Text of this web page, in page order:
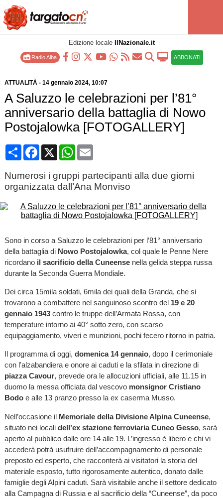
Edizione locale IlNazionale.it
Radio Alba ABBONATI
ATTUALITÀ- 14 gennaio 2024, 10:07
A Saluzzo le celebrazioni per l’81°
anniversario della battaglia di Nowo
Postojalowka [FOTOGALLERY]
CondividiFacebook
X WhatsApp
Email
Numerosi i gruppi partecipanti alla due giorni
organizzata dall’Ana Monviso
Sono in corso a Saluzzo le celebrazioni per l’81° anniversario
della battaglia di Nowo Postojalowka, col quale le Penne Nere
ricordano il sacrificio della Cuneensenella gelida steppa russa
durante la Seconda Guerra Mondiale.
Dei circa 15mila soldati, 6mila dei quali della Granda, che si
trovarono a combattere nel sanguinoso scontro del 19 e 20
gennaio 1943contro le truppe dell’Armata Rossa, con
temperature intorno ai 40° sotto zero, con scarso
equipaggiamento, viveri e munizioni, pochi fecero ritorno in patria.
Il programma di oggi, domenica 14 gennaio, dopo il cerimoniale
con l'alzabandiera e onore ai caduti e la sfilata in direzione di
piazza Cavour, prevede ora le allocuzioni ufficiali, alle 11.15 in
duomo la messa officiata dal vescovo monsignor Cristiano
Bodoe alle 13 pranzo presso la ex caserma Musso.
Nell’occasione il Memoriale della Divisione Alpina Cuneense,
situato nei locali dell’ex stazione ferroviaria Cuneo Gesso, sarà
aperto al pubblico dalle ore 14 alle 19. L’ingresso è libero e chi vi
accederà potrà usufruire dell’accompagnamento di personale
preposto ed esperto, che racconterà ai visitatori la storia del
materiale esposto, tutto rigorosamente autentico, donato dalle
famiglie degli Alpini caduti. Sarà visitabile anche il settore dedicato
alla Campagna di Russia e al sacrificio della “Cuneense”, da poco